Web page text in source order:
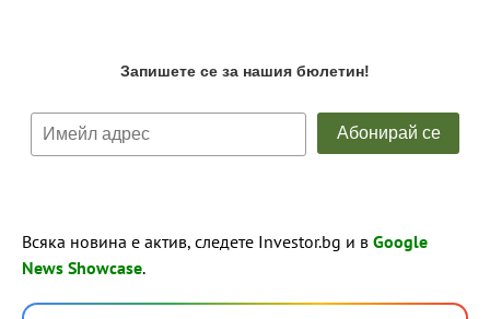
Всяка новина е актив, следете Investor.bg и в Google
News Showcase.